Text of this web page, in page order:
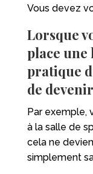
Vous devez
Lorsque
place une
pratique
de
Par exemple,
à la salle de
cela ne
simplement